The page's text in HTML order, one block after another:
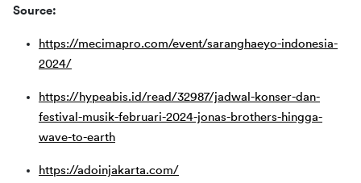
Source:
https://mecimapro.com/event/saranghaeyo-indonesia-
2024/
https://hypeabis.id/read/32987/jadwal-konser-dan-
festival-musik-februari-2024-jonas-brothers-hingga-
wave-to-earth
https://adoinjakarta.com/